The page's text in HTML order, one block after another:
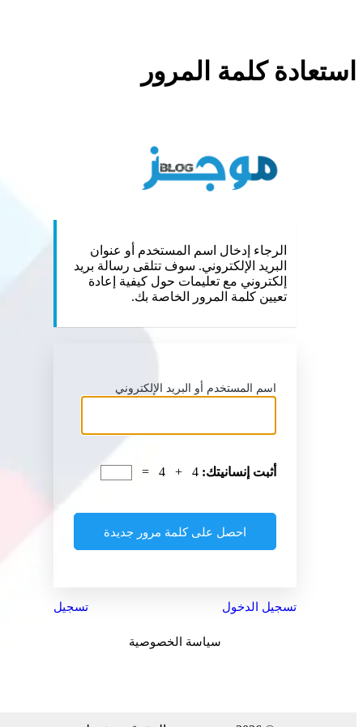
استعادة كلمة المرور
الرجاء إدخال اسم المستخدم أو عنوان
البريد الإلكتروني. سوف تتلقى رسالة بريد
إلكتروني مع تعليمات حول كيفية إعادة
تعيين كلمة المرور الخاصة بك.
اسم المستخدم أو البريد الإلكتروني
أثبت إنسانيتك:4 + 4 =
تسجيل الدخول تسجيل
سياسة الخصوصية